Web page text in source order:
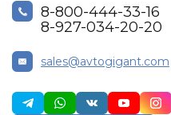
8-800-444-33-16
8-927-034-20-20
sales@avtogigant.com